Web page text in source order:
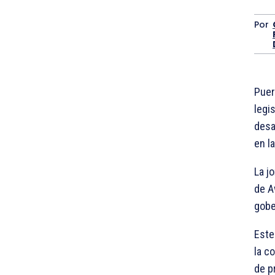
Por
en
La
de
la
de